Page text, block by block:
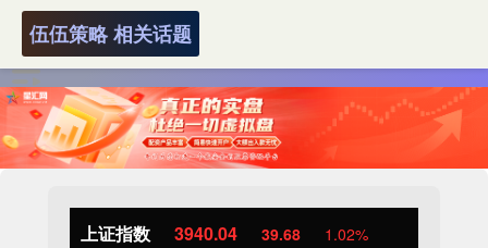
上证指数 3940.04 39.68 1.02%
伍伍策略 相关话题